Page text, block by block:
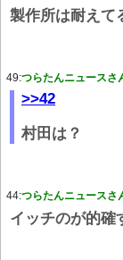
製作所は耐えて
49:つらたんニュースさ
>>42
村田は？
44:つらたんニュースさ
イッチのが的確